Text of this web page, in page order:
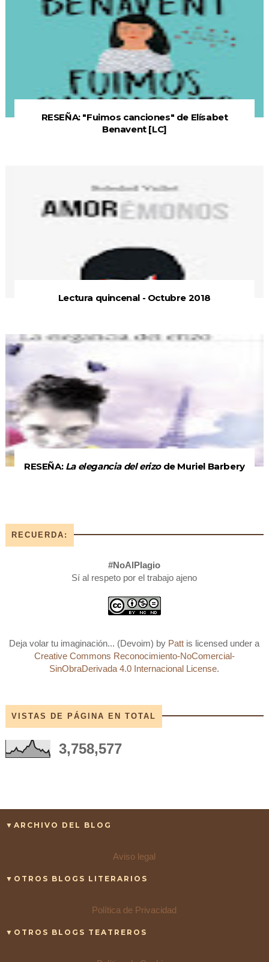
RESEÑA: "Fuimos canciones" de Elísabet
Benavent [LC]
Lectura quincenal - Octubre 2018
RESEÑA: La elegancia del erizode Muriel Barbery
RECUERDA:
#NoAlPlagio
Sí al respeto por el trabajo ajeno
Deja volar tu imaginación... (Devoim) by Patt is licensed under a
Creative Commons Reconocimiento-NoComercial-
SinObraDerivada 4.0 Internacional License.
VISTAS DE PÁGINA EN TOTAL
3,758,577
▼ARCHIVO DEL BLOG
Aviso legal
▼OTROS BLOGS LITERARIOS
Política de Privacidad
▼OTROS BLOGS TEATREROS